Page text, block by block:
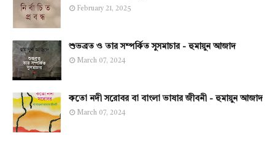
February 21, 2025
শুভব্রত ও তার সম্পর্কিত সুসমাচার - হুমায়ুন আজাদ
March 07, 2024
কতো নদী সরোবর বা বাংলা ভাষার জীবনী - হুমায়ুন আজাদ
March 07, 2024